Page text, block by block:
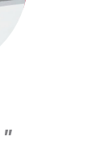
”